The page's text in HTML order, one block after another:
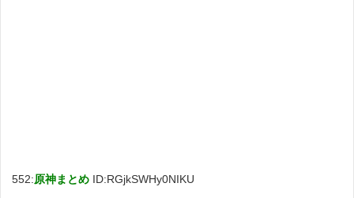
552:原神まとめ ID:RGjkSWHy0NIKU